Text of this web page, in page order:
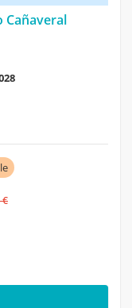
Cañaveral
€